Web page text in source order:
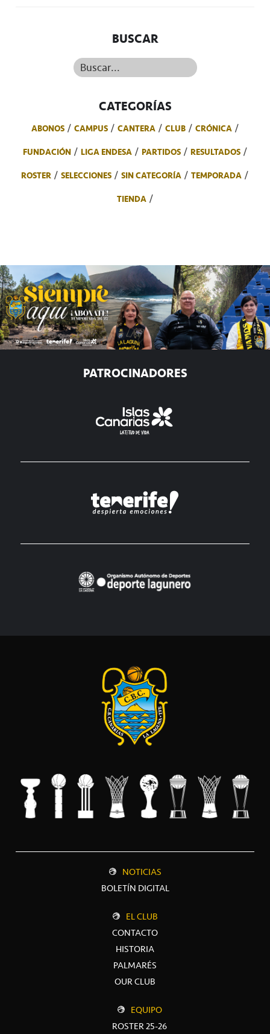
BUSCAR
Buscar...
CATEGORÍAS
ABONOS CAMPUS CANTERA CLUB
CRÓNICA
FUNDACIÓN
LIGA ENDESA PARTIDOS
RESULTADOS
ROSTER
SELECCIONES SIN CATEGORÍA
TEMPORADA
TIENDA
PATROCINADORES
NOTICIAS
BOLETÍN DIGITAL
EL CLUB
CONTACTO
HISTORIA
PALMARÉS
OUR CLUB
EQUIPO
ROSTER 25-26